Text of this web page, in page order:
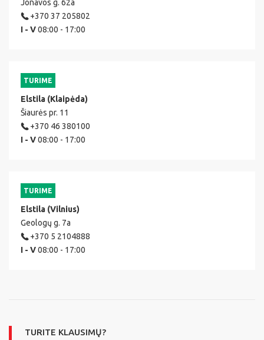
Jonavos g. 62a
+370 37 205802
I - V08:00 - 17:00
TURIME
Elstila (Klaipėda)
Šiaurės pr. 11
+370 46 380100
I - V08:00 - 17:00
TURIME
Elstila (Vilnius)
Geologų g. 7a
+370 5 2104888
I - V08:00 - 17:00
TURITE KLAUSIMŲ?